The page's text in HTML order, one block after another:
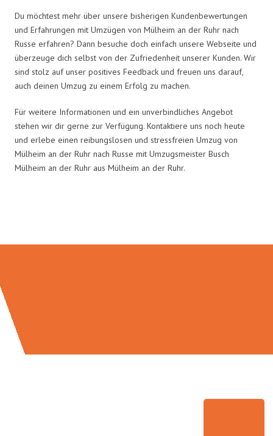
Du möchtest mehr über unsere bisherigen Kundenbewertungen
und Erfahrungen mit Umzügen von Mülheim an der Ruhr nach
Russe erfahren? Dann besuche doch einfach unsere Webseite und
überzeuge dich selbst von der Zufriedenheit unserer Kunden. Wir
sind stolz auf unser positives Feedback und freuen uns darauf,
auch deinen Umzug zu einem Erfolg zu machen.
Für weitere Informationen und ein unverbindliches Angebot
stehen wir dir gerne zur Verfügung. Kontaktiere uns noch heute
und erlebe einen reibungslosen und stressfreien Umzug von
Mülheim an der Ruhr nach Russe mit Umzugsmeister Busch
Mülheim an der Ruhr aus Mülheim an der Ruhr.